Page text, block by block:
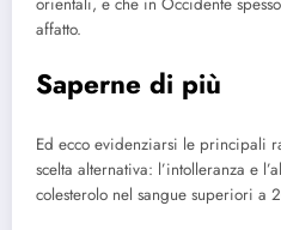
affatto.
Saperne di più
Ed ecco evidenziarsi le principali
scelta alternativa: l’intolleranza e
colesterolo nel sangue superiori a